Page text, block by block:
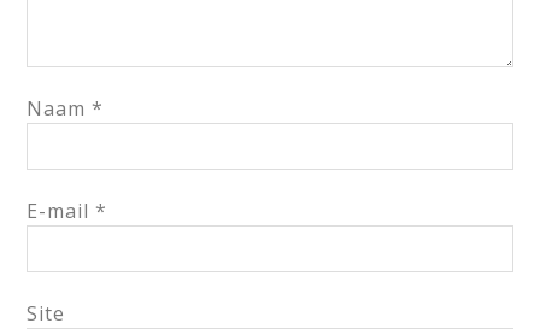
Naam *
E-mail *
Site